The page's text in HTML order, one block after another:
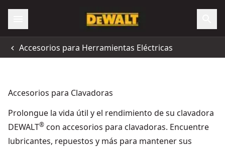
Accesorios para Herramientas Eléctricas
Accesorios para Clavadoras
Prolongue la vida útil y el rendimiento de su clavadora
DEWALT® con accesorios para clavadoras. Encuentre
lubricantes, repuestos y más para mantener sus